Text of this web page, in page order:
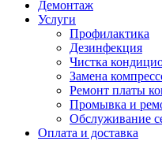
Демонтаж
Услуги
Профилактика
Дезинфекция
Чистка
Замена
Ремонт платы
Промывка и
Обслуживание
Оплата и доставка